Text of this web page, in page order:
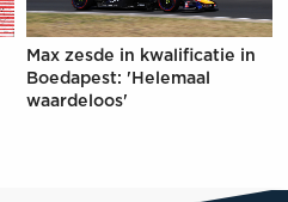
Max zesde in kwalificatie in
Boedapest: 'Helemaal
waardeloos'